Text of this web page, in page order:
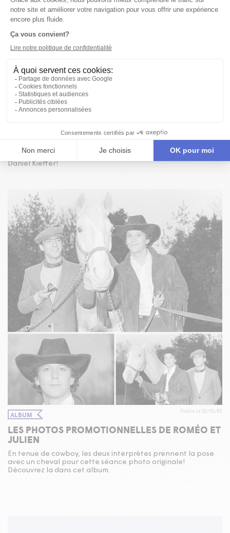
ALBUM
Découvrez Jacques Girard et Jacques Leblanc sur la scène du
Théâtre d'Aujourd'hui dans cette série de photo signée
Daniel Kieffer!
ALBUM Publié le 02/01/83
LES PHOTOS PROMOTIONNELLES DE ROMÉO ET
JULIEN
En tenue de cowboy, les deux interprètes prennent la pose
avec un cheval pour cette séance photo originale!
Découvrez la dans cet album.